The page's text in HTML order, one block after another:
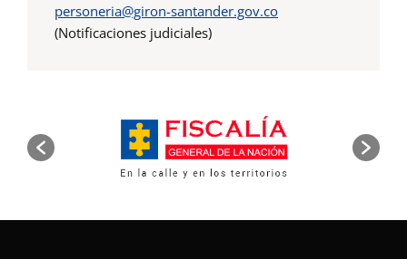
personeria@giron-santander.gov.co
(Notificaciones judiciales)